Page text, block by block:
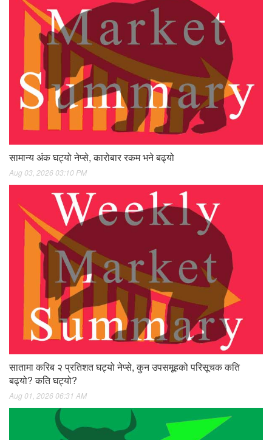
सामान्य अंक घट्यो नेप्से, कारोबार रकम भने बढ्यो
Aug 03, 2026 03:10 PM
सातामा करिब २ प्रतिशत घट्यो नेप्से, कुन उपसमूहको परिसूचक कति
बढ्यो? कति घट्यो?
Aug 01, 2026 06:31 AM